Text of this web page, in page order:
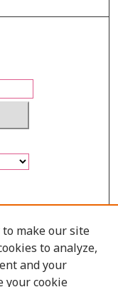
to make our site
to analyze,
and your
your cookie